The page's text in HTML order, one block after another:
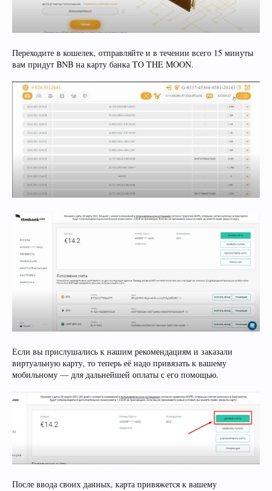
Переходите в кошелек, отправляйте и в течении всего 15 минуты
вам придут BNB на карту банка TO THE MOON.
Если вы прислушались к нашим рекомендациям и заказали
виртуальную карту, то теперь её надо привязать к вашему
мобильному — для дальнейшей оплаты с его помощью.
После ввода своих данных, карта привяжется к вашему